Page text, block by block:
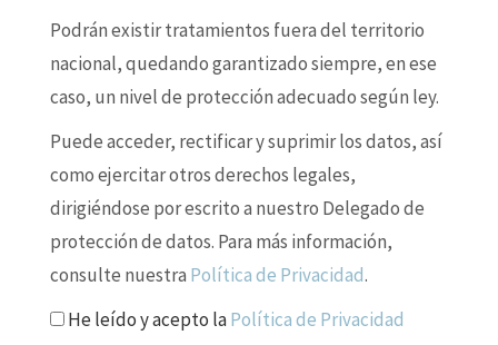
Podrán existir tratamientos fuera del territorio
nacional, quedando garantizado siempre, en ese
caso, un nivel de protección adecuado según ley.
Puede acceder, rectificar y suprimir los datos, así
como ejercitar otros derechos legales,
dirigiéndose por escrito a nuestro Delegado de
protección de datos. Para más información,
consulte nuestra Política de Privacidad.
He leído y acepto laPolítica de Privacidad